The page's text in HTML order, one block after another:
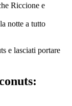
Riccione e
notte a tutto
e lasciati portare